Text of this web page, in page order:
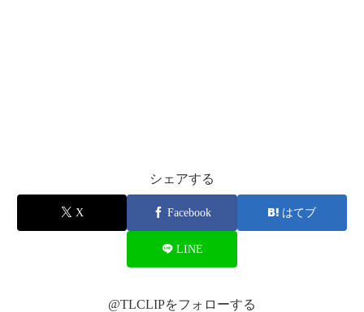
2017年9月26日
シェアする
X Facebook はてブ
LINE
@TLCLIPをフォローする